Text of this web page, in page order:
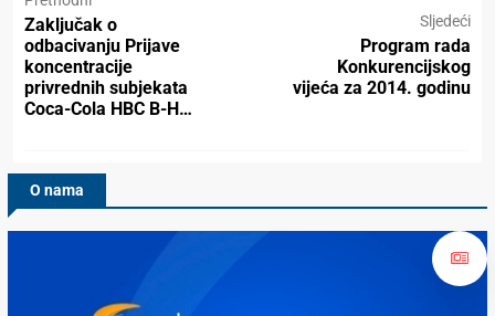
Zaključak o
odbacivanju Prijave
koncentracije
privrednih subjekata
Coca-Cola HBC B-H…
Sljedeći
Program rada
Konkurencijskog
vijeća za 2014. godinu
O nama